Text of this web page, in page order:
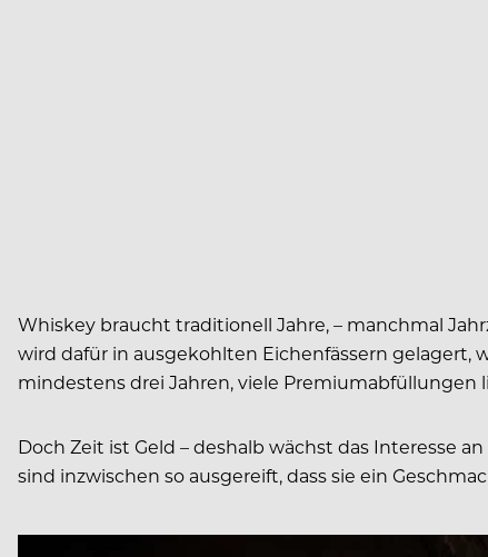
Whiskey braucht traditionell Jahre, – manchmal
wird dafür in ausgekohlten Eichenfässern gelagert,
mindestens drei Jahren, viele Premiumabfüllungen
Doch Zeit ist Geld – deshalb wächst das Interesse
sind inzwischen so ausgereift, dass sie ein